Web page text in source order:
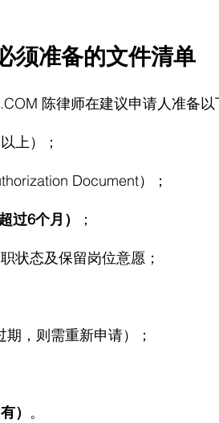
须准备的文件清单
陈律师在建议申请人准备以
上）；
Document）；
过6个月） ；
状态及保留岗位意愿；
期，则需重新申请）；
） 。